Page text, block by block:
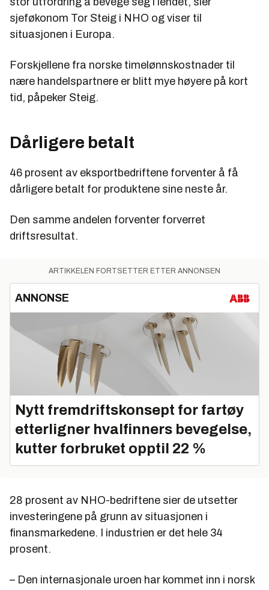
sjeføkonom Tor Steig i NHO og viser til
situasjonen i Europa.
Forskjellene fra norske timelønnskostnader til
nære handelspartnere er blitt mye høyere på kort
tid, påpeker Steig.
Dårligere betalt
46 prosent av eksportbedriftene forventer å få
dårligere betalt for produktene sine neste år.
Den samme andelen forventer forverret
driftsresultat.
ARTIKKELEN FORTSETTER ETTER ANNONSEN
ANNONSE
Nytt fremdriftskonsept for fartøy
etterligner hvalfinners bevegelse,
kutter forbruket opptil 22 %
28 prosent av NHO-bedriftene sier de utsetter
investeringene på grunn av situasjonen i
finansmarkedene. I industrien er det hele 34
prosent.
– Den internasjonale uroen har kommet inn i norsk